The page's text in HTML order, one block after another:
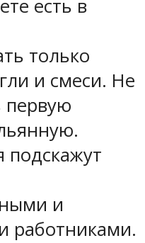
есть в
только
и смеси. Не
первую
подскажут
и
работниками.